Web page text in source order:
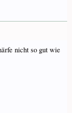
nicht so gut wie